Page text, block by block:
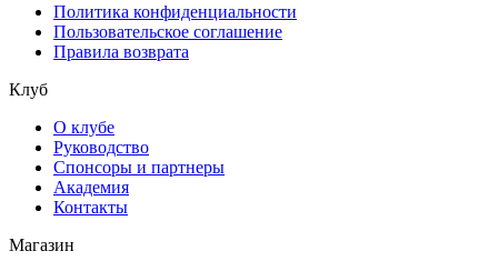
Политика конфиденциальности
Пользовательское соглашение
Правила возврата
Клуб
О клубе
Руководство
Спонсоры и партнеры
Академия
Контакты
Магазин